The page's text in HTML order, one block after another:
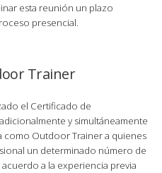
esta reunión un plazo
presencial.
Trainer
el Certificado de
y simultáneamente
como Outdoor Trainer a quienes
un determinado número de
a la experiencia previa